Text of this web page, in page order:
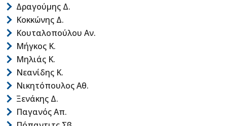
Δραγούμης Δ.
Κοκκώνης Δ.
Κουταλοπούλου Αν.
Μήγκος Κ.
Μηλιάς Κ.
Νεανίδης Κ.
Νικητόπουλος Αθ.
Ξενάκης Δ.
Παγανός Απ.